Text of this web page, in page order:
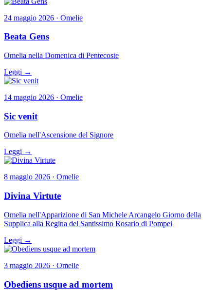
24 maggio 2026 · Omelie
Beata Gens
Omelia nella Domenica di Pentecoste
Leggi →
14 maggio 2026 · Omelie
Sic venit
Omelia nell'Ascensione del Signore
Leggi →
8 maggio 2026 · Omelie
Divina Virtute
Omelia nell'Apparizione di San Michele Arcangelo Giorno della
Supplica alla Regina del Santissimo Rosario di Pompei
Leggi →
3 maggio 2026 · Omelie
Obediens usque ad mortem